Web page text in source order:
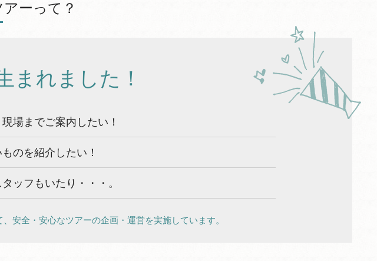
ーって？
まれました！
場までご案内したい！
のを紹介したい！
ッフもいたり・・・。
安全・安心なツアーの企画・運営を実施しています。